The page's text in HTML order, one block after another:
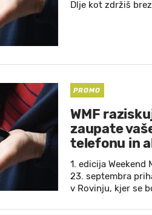
Dlje kot zdržiš
PROMO
WMF
zaupate
telefonu in
1. edicija Weekend
23. septembra
v Rovinju, kjer se